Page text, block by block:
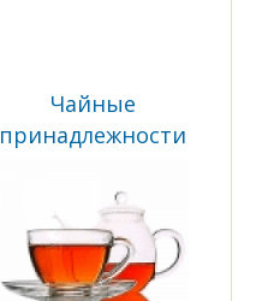
Чайные
принадлежности